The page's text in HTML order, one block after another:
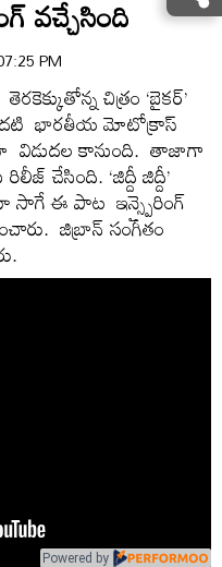
వచ్చేసింది
PM
చిత్రం ‘బైకర్‌’
మొదటి భారతీయ మోటోక్రాస్‌
విడుదల కానుంది. తాజాగా
చేసింది. ‘జిద్దీ జిద్దీ’
సాగే ఈ పాట ఇన్స్పైరింగ్
జిబ్రాన్‌ సంగీతం
Powered by